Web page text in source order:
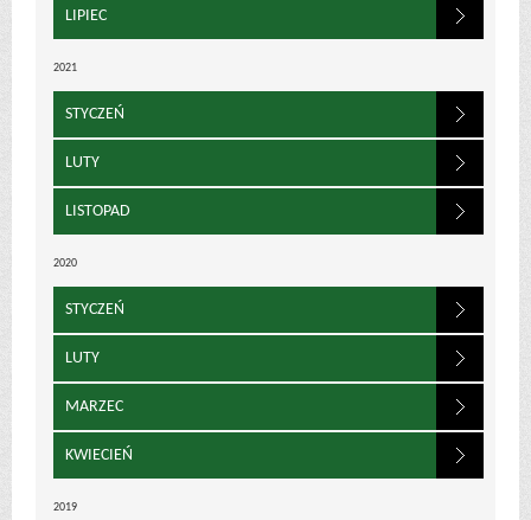
LIPIEC
2021
STYCZEŃ
LUTY
LISTOPAD
2020
STYCZEŃ
LUTY
MARZEC
KWIECIEŃ
2019